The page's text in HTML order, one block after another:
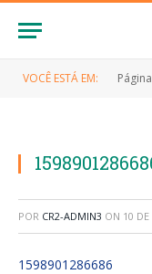
VOCÊ ESTÁ EM:
POR CR2-ADMIN3 ON 10
1598901286686